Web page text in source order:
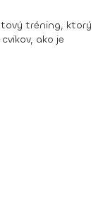
tréning, ktorý
ako je